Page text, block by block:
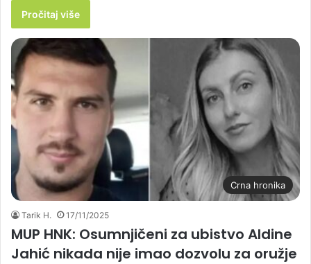
Pročitaj više
Crna hronika
Tarik H. 17/11/2025
MUP HNK: Osumnjičeni za ubistvo Aldine
Jahić nikada nije imao dozvolu za oružje